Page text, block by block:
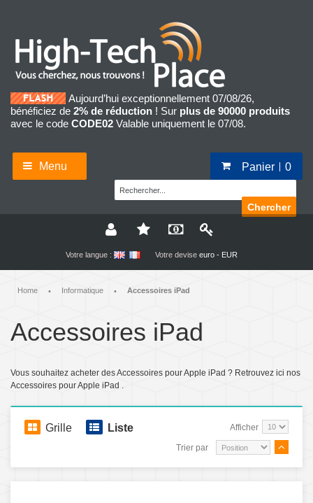
Aujourd’hui exceptionnellement 07/08/26,
bénéficiez de 2% de réduction ! Sur plus de 90000 produits
avec le code CODE02 Valable uniquement le 07/08.
Menu Panier 0
Chercher
Votre langue : Votre devise euro - EUR
Home • Informatique • Accessoires iPad
Accessoires iPad
Vous souhaitez acheter des Accessoires pour Apple iPad ? Retrouvez ici nos
Accessoires pour Apple iPad .
Grille Liste Afficher
Trier par